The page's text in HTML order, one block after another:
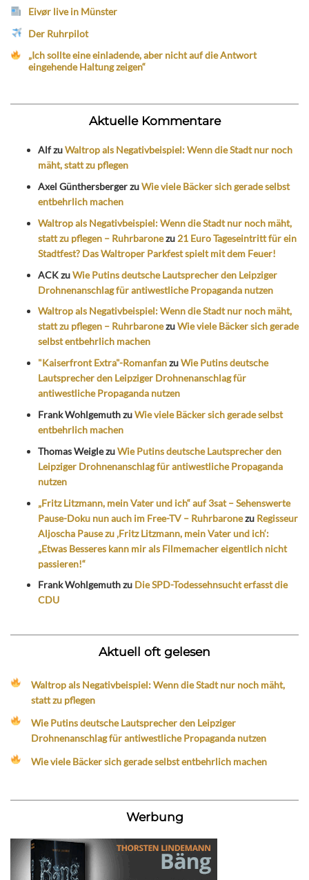
Eivør live in Münster
Der Ruhrpilot
„Ich sollte eine einladende, aber nicht auf die Antwort
eingehende Haltung zeigen“
Aktuelle Kommentare
AlfzuWaltrop als Negativbeispiel: Wenn die Stadt nur noch
mäht, statt zu pflegen
Axel GünthersbergerzuWie viele Bäcker sich gerade selbst
entbehrlich machen
Waltrop als Negativbeispiel: Wenn die Stadt nur noch mäht,
statt zu pflegen – Ruhrbaronezu 21 Euro Tageseintritt für ein
Stadtfest? Das Waltroper Parkfest spielt mit dem Feuer!
ACKzuWie Putins deutsche Lautsprecher den Leipziger
Drohnenanschlag für antiwestliche Propaganda nutzen
Waltrop als Negativbeispiel: Wenn die Stadt nur noch mäht,
statt zu pflegen – RuhrbaronezuWie viele Bäcker sich gerade
selbst entbehrlich machen
"Kaiserfront Extra"-RomanfanzuWie Putins deutsche
Lautsprecher den Leipziger Drohnenanschlag für
antiwestliche Propaganda nutzen
Frank WohlgemuthzuWie viele Bäcker sich gerade selbst
entbehrlich machen
Thomas WeiglezuWie Putins deutsche Lautsprecher den
Leipziger Drohnenanschlag für antiwestliche Propaganda
nutzen
„Fritz Litzmann, mein Vater und ich“ auf 3sat – Sehenswerte
Pause-Doku nun auch im Free-TV – Ruhrbaronezu Regisseur
Aljoscha Pause zu ‚Fritz Litzmann, mein Vater und ich‘:
„Etwas Besseres kann mir als Filmemacher eigentlich nicht
passieren!“
Frank Wohlgemuthzu Die SPD-Todessehnsucht erfasst die
CDU
Aktuell oft gelesen
Waltrop als Negativbeispiel: Wenn die Stadt nur noch mäht,
statt zu pflegen
Wie Putins deutsche Lautsprecher den Leipziger
Drohnenanschlag für antiwestliche Propaganda nutzen
Wie viele Bäcker sich gerade selbst entbehrlich machen
Werbung